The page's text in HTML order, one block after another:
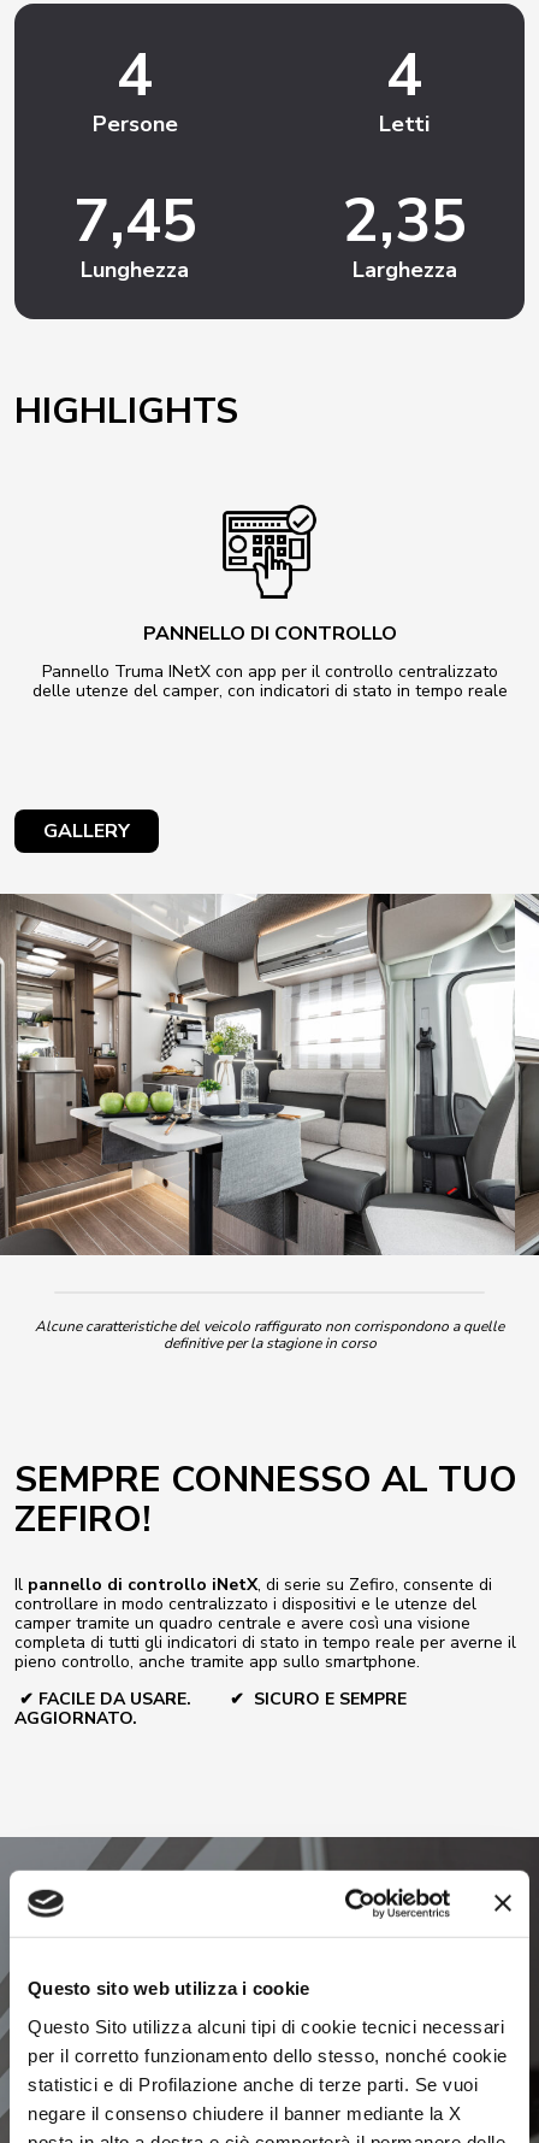
Questo sito web utilizza i cookie
Questo Sito utilizza alcuni tipi di cookie tecnici necessari
per il corretto funzionamento dello stesso, nonché cookie
statistici e di Profilazione anche di terze parti. Se vuoi
negare il consenso chiudere il banner mediante la X
4
Persone
4
Letti
7,45
Lunghezza
2,35
Larghezza
HIGHLIGHTS
PANNELLO DI CONTROLLO
Pannello Truma INetX con app per il controllo centralizzato
delle utenze del camper, con indicatori di stato in tempo reale
GALLERY
Alcune caratteristiche del veicolo raffigurato non corrispondono a quelle
definitive per la stagione in corso
SEMPRE CONNESSO AL TUO
ZEFIRO!
Il pannello di controllo iNetX, di serie su Zefiro, consente di
controllare in modo centralizzato i dispositivi e le utenze del
camper tramite un quadro centrale e avere così una visione
completa di tutti gli indicatori di stato in tempo reale per averne il
pieno controllo, anche tramite app sullo smartphone.
✔ FACILE DA USARE. ✔ SICURO E SEMPRE
AGGIORNATO.
Pack disponibili